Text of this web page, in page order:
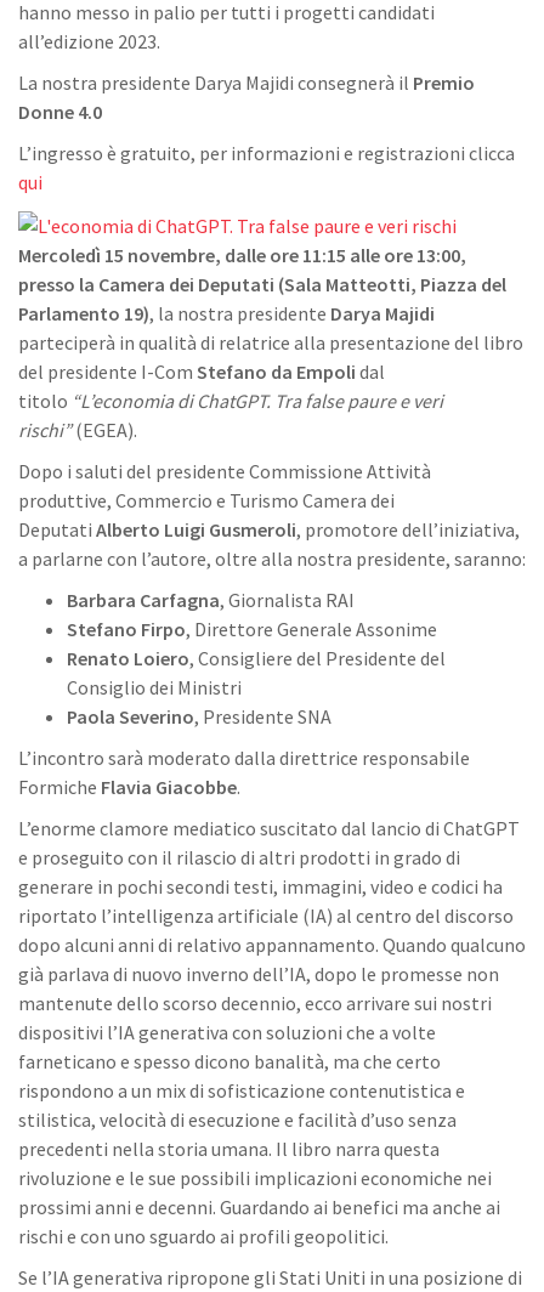
hanno messo in palio per tutti i progetti candidati
all’edizione 2023.
La nostra presidente Darya Majidi consegnerà il Premio
Donne 4.0
L’ingresso è gratuito, per informazioni e registrazioni clicca
qui
Mercoledì 15 novembre, dalle ore 11:15 alle ore 13:00,
presso la Camera dei Deputati (Sala Matteotti, Piazza del
Parlamento 19), la nostra presidente Darya Majidi
parteciperà in qualità di relatrice alla presentazione del libro
del presidente I-Com Stefano da Empoli dal
titolo “L’economia di ChatGPT. Tra false paure e veri
rischi”(EGEA).
Dopo i saluti del presidente Commissione Attività
produttive, Commercio e Turismo Camera dei
Deputati Alberto Luigi Gusmeroli, promotore dell’iniziativa,
a parlarne con l’autore, oltre alla nostra presidente, saranno:
Barbara Carfagna, Giornalista RAI
Stefano Firpo, Direttore Generale Assonime
Renato Loiero, Consigliere del Presidente del
Consiglio dei Ministri
Paola Severino, Presidente SNA
L’incontro sarà moderato dalla direttrice responsabile
Formiche Flavia Giacobbe.
L’enorme clamore mediatico suscitato dal lancio di ChatGPT
e proseguito con il rilascio di altri prodotti in grado di
generare in pochi secondi testi, immagini, video e codici ha
riportato l’intelligenza artificiale (IA) al centro del discorso
dopo alcuni anni di relativo appannamento. Quando qualcuno
già parlava di nuovo inverno dell’IA, dopo le promesse non
mantenute dello scorso decennio, ecco arrivare sui nostri
dispositivi l’IA generativa con soluzioni che a volte
farneticano e spesso dicono banalità, ma che certo
rispondono a un mix di sofisticazione contenutistica e
stilistica, velocità di esecuzione e facilità d’uso senza
precedenti nella storia umana. Il libro narra questa
rivoluzione e le sue possibili implicazioni economiche nei
prossimi anni e decenni. Guardando ai benefici ma anche ai
rischi e con uno sguardo ai profili geopolitici.
Se l’IA generativa ripropone gli Stati Uniti in una posizione di